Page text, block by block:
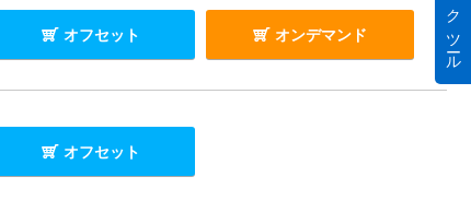
オフセット オンデマンド
オフセット